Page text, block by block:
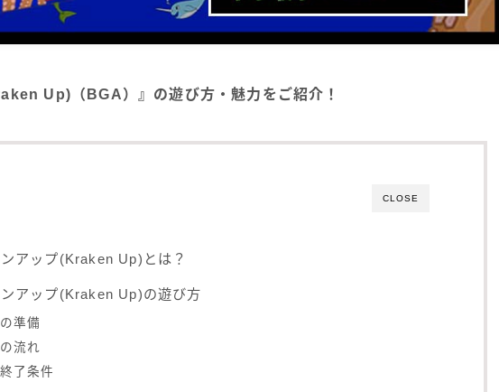
Up)（BGA）』の遊び方・魅力をご紹介！
CLOSE
アップ(Kraken Up)とは？
アップ(Kraken Up)の遊び方
準備
流れ
了条件